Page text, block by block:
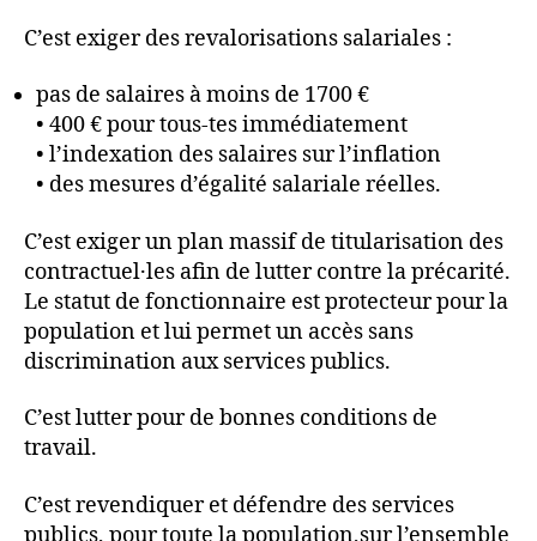
C’est exiger des revalorisations salariales :
pas de salaires à moins de 1700 €
• 400 € pour tous-tes immédiatement
• l’indexation des salaires sur l’inflation
• des mesures d’égalité salariale réelles.
C’est exiger un plan massif de titularisation des
contractuel·les afin de lutter contre la précarité.
Le statut de fonctionnaire est protecteur pour la
population et lui permet un accès sans
discrimination aux services publics.
C’est lutter pour de bonnes conditions de
travail.
C’est revendiquer et défendre des services
publics, pour toute la population,sur l’ensemble